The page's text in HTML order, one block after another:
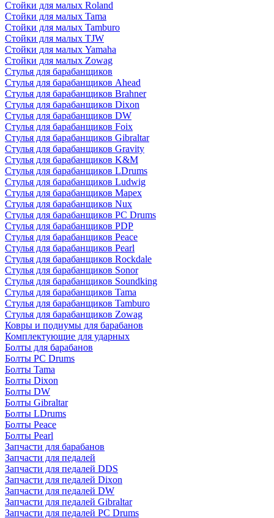
Стойки для малых Roland
Стойки для малых Tama
Стойки для малых Tamburo
Стойки для малых TJW
Стойки для малых Yamaha
Стойки для малых Zowag
Стулья для барабанщиков
Стулья для барабанщиков Ahead
Стулья для барабанщиков Brahner
Стулья для барабанщиков Dixon
Стулья для барабанщиков DW
Стулья для барабанщиков Foix
Стулья для барабанщиков Gibraltar
Стулья для барабанщиков Gravity
Стулья для барабанщиков K&M
Стулья для барабанщиков LDrums
Стулья для барабанщиков Ludwig
Стулья для барабанщиков Mapex
Стулья для барабанщиков Nux
Стулья для барабанщиков PC Drums
Стулья для барабанщиков PDP
Стулья для барабанщиков Peace
Стулья для барабанщиков Pearl
Стулья для барабанщиков Rockdale
Стулья для барабанщиков Sonor
Стулья для барабанщиков Soundking
Стулья для барабанщиков Tama
Стулья для барабанщиков Tamburo
Стулья для барабанщиков Zowag
Ковры и подиумы для барабанов
Комплектующие для ударных
Болты для барабанов
Болты PC Drums
Болты Tama
Болты Dixon
Болты DW
Болты Gibraltar
Болты LDrums
Болты Peace
Болты Pearl
Запчасти для барабанов
Запчасти для педалей
Запчасти для педалей DDS
Запчасти для педалей Dixon
Запчасти для педалей DW
Запчасти для педалей Gibraltar
Запчасти для педалей PC Drums